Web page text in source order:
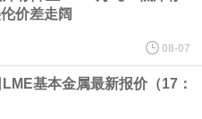
的核心技术并已应用于公司的高性能通
等产品。
对国防部长赫格塞思不满，称对赫格塞思
价差走阔
08-07
基本金属最新报价（17：